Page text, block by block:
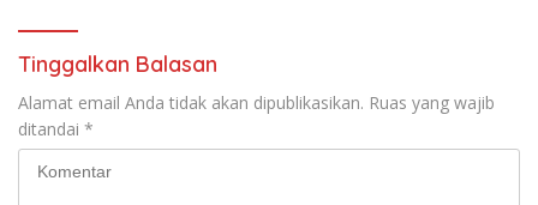
Tinggalkan Balasan
Alamat email Anda tidak akan dipublikasikan. Ruas yang wajib
ditandai *